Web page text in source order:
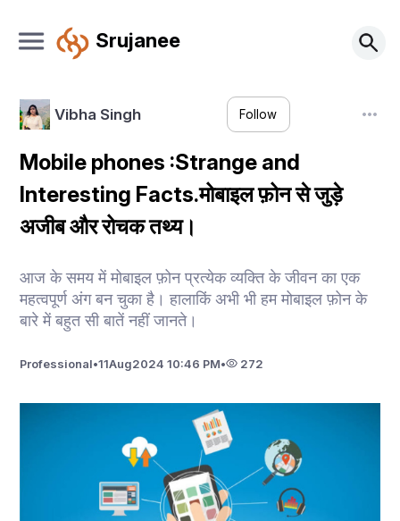
Srujanee
Vibha Singh Follow
Mobile phones :Strange and
Interesting Facts.मोबाइल फ़ोन से जुड़े
अजीब और रोचक तथ्य।
आज के समय में मोबाइल फ़ोन प्रत्येक व्यक्ति के जीवन का एक
महत्वपूर्ण अंग बन चुका है। हालाकिं अभी भी हम मोबाइल फ़ोन के
बारे में बहुत सी बातें नहीं जानते।
Professional•11Aug2024 10:46 PM• 272